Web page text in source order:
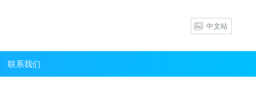
中文站
联系我们